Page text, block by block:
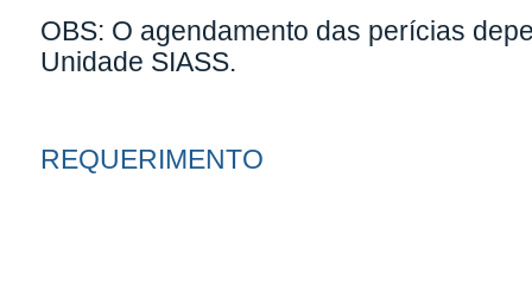
OBS: O agendamento das perícias
Unidade SIASS.
REQUERIMENTO